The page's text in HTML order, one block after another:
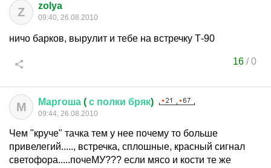
Z zolya
09:40, 26.08.2010
ничо барков, вырулит и тебе на встречку Т-90
16 /0
М Маргоша ( с полки бряк)
09:44, 26.08.2010
Чем "круче" тачка тем у нее почему то больше
привелегий....., встречка, сплошные, красный сигнал
светофора.....почеМУ??? если мясо и кости те же